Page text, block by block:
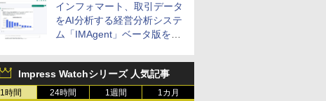
インフォマート、取引データ
をAI分析する経営分析システ
ム「IMAgent」ベータ版を提
Impress Watchシリーズ 人気記事
1時間 24時間 1週間 1カ月